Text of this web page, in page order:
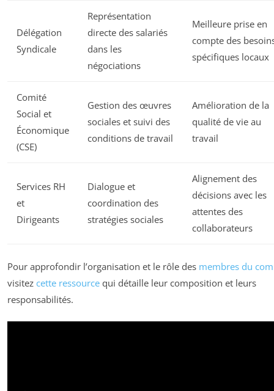
Délégation
Syndicale
Représentation
directe des salariés
dans les
négociations
Meilleure prise en
compte des
spécifiques locaux
Comité
Social et
Économique
(CSE)
Gestion des œuvres
sociales et suivi des
conditions de travail
Amélioration de la
qualité de vie au
travail
Services RH
et
Dirigeants
Dialogue et
coordination des
stratégies sociales
Alignement des
décisions avec les
attentes des
collaborateurs
Pour approfondir l’organisation et le rôle des membres du
visitez cette ressource qui détaille leur composition et leurs
responsabilités.